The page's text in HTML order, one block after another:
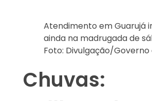
Atendimento em Guarujá
ainda na madrugada de
Foto: Divulgação/Governo
Chuvas: